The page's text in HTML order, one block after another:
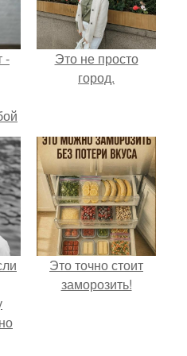
-
Это не просто
город.
Это точно стоит
заморозить!